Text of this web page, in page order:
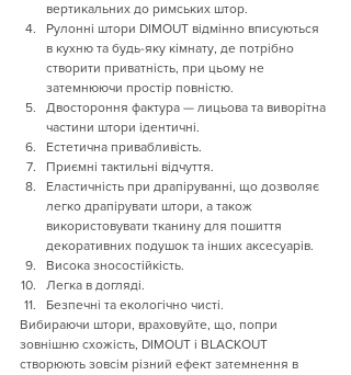
вертикальних до римських штор.
Рулонні штори DIMOUT відмінно вписуються
в кухню та будь-яку кімнату, де потрібно
створити приватність, при цьому не
затемнюючи простір повністю.
Двостороння фактура — лицьова та виворітна
частини штори ідентичні.
Естетична привабливість.
Приємні тактильні відчуття.
Еластичність при драпіруванні, що дозволяє
легко драпірувати штори, а також
використовувати тканину для пошиття
декоративних подушок та інших аксесуарів.
Висока зносостійкість.
Легка в догляді.
Безпечні та екологічно чисті.
Вибираючи штори, враховуйте, що, попри
зовнішню схожість, DIMOUT і BLACKOUT
створюють зовсім різний ефект затемнення в